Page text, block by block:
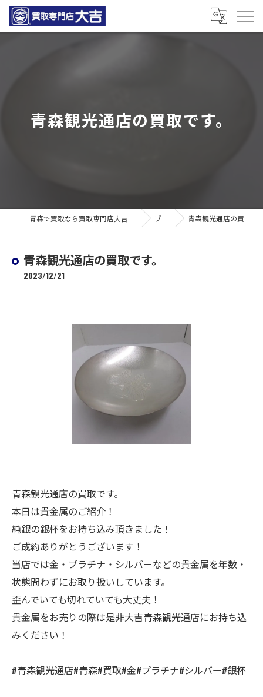
青森観光通店の買取です。
ブログ 青森観光通店の買取です。
青森観光通店の買取です。
2023/12/21
青森観光通店の買取です。
本日は貴金属のご紹介！
純銀の銀杯をお持ち込み頂きました！
ご成約ありがとうございます！
当店では金・プラチナ・シルバーなどの貴金属を年数・
状態問わずにお取り扱いしています。
歪んでいても切れていても大丈夫！
貴金属をお売りの際は是非大吉青森観光通店にお持ち込
みください！
#青森観光通店#青森#買取#金#プラチナ#シルバー#銀杯